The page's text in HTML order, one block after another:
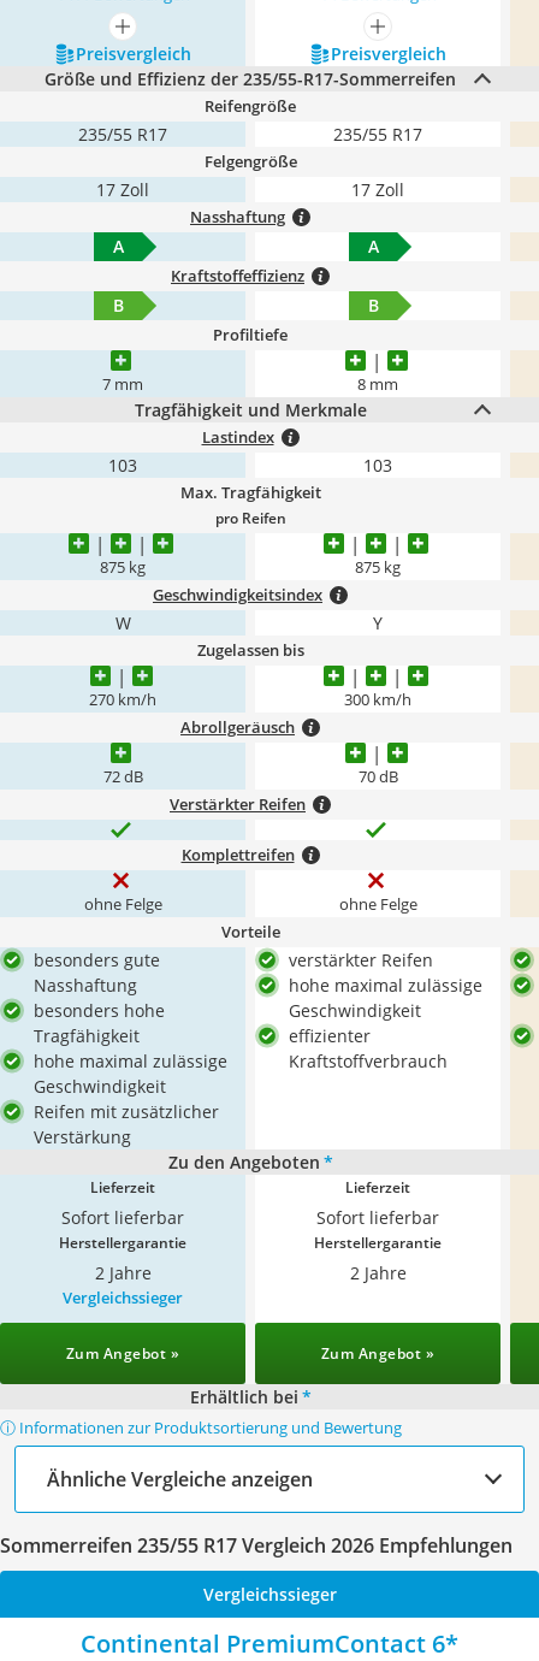
mehr anzeigen
mehr anzeigen
Preis­vergleich
Preis­vergleich
Größe und Effizienz der 235/55-R17-Sommerreifen
Reifengröße
235/55 R17 235/55 R17
Felgengröße
17 Zoll 17 Zoll
Nasshaftung
A A
Kraftstoffeffizienz
B B
Profiltiefe
7 mm 8 mm
Tragfähigkeit und Merkmale
Lastindex
103 103
Max. Tragfähigkeit
pro Reifen
875 kg 875 kg
Geschwindigkeitsindex
W Y
Zugelassen bis
270 km/h 300 km/h
Abrollgeräusch
72 dB 70 dB
Verstärkter Reifen
Komplettreifen
ohne Felge ohne Felge
Vorteile
besonders gute
Nasshaftung
besonders hohe
Tragfähigkeit
hohe maximal zulässige
Geschwindigkeit
Reifen mit zusätzlicher
Verstärkung
verstärkter Reifen
hohe maximal zulässige
Geschwindigkeit
effizienter
Kraftstoffverbrauch
Zu den Angeboten *
Lieferzeit
Sofort lieferbar
Lieferzeit
Sofort lieferbar
Herstellergarantie
2 Jahre
Herstellergarantie
2 Jahre
Vergleichssieger
Zum Angebot » Zum Angebot »
Erhältlich bei *
ⓘ Informationen zur Produktsortierung und Bewertung
Ähnliche Vergleiche anzeigen
Sommerreifen 235/55 R17 Vergleich 2026 Empfehlungen
Vergleichssieger
Continental PremiumContact 6